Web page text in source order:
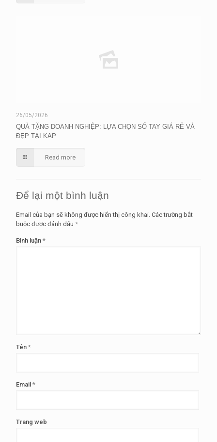
26/05/2026
QUÀ TẶNG DOANH NGHIỆP: LỰA CHỌN SỔ TAY GIÁ RẺ VÀ
ĐẸP TẠI KAP
Read more
Để lại một bình luận
Email của bạn sẽ không được hiển thị công khai. Các trường bắt
buộc được đánh dấu *
Bình luận *
Tên *
Email *
Trang web